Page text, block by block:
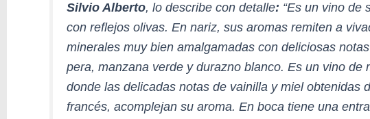
Silvio Alberto, lo describe con detalle: “Es un vino de
con reflejos olivas. En nariz, sus aromas remiten a
minerales muy bien amalgamadas con deliciosas
pera, manzana verde y durazno blanco. Es un vino de
donde las delicadas notas de vainilla y miel obtenidas
francés, acomplejan su aroma. En boca tiene una